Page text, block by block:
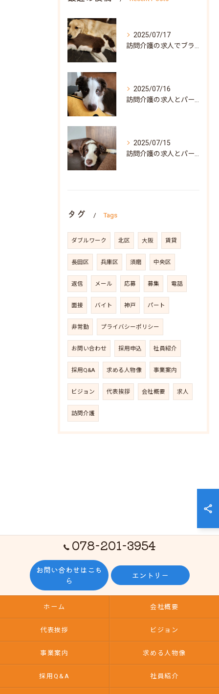
2025/07/17
2025/07/16
2025/07/15
タグ Tags
ダブルワーク 北区 大阪 賃貸
長田区 兵庫区 須磨 中央区
返信 メール 応募 募集 電話
面接 バイト 神戸 パート
非常勤 プライバシーポリシー
お問い合わせ 採用申込 社員紹介
採用Q&A 求める人物像 事業案内
ビジョン 代表挨拶 会社概要 求人
訪問介護
078-201-3954
お問い合わせはこち
ら
エントリー
ホーム 会社概要
代表挨拶 ビジョン
事業案内 求める人物像
採用Q&A 社員紹介